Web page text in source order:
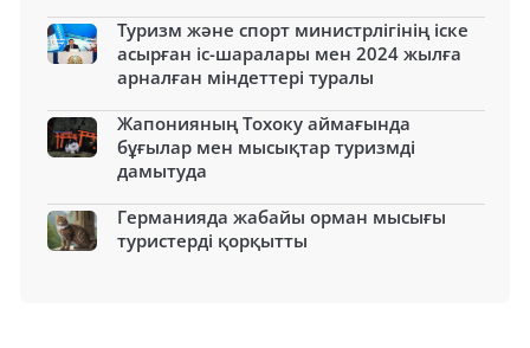
Туризм және спорт министрлігінің іске
асырған іс-шаралары мен 2024 жылға
арналған міндеттері туралы
Жапонияның Тохоку аймағында
бұғылар мен мысықтар туризмді
дамытуда
Германияда жабайы орман мысығы
туристерді қорқытты